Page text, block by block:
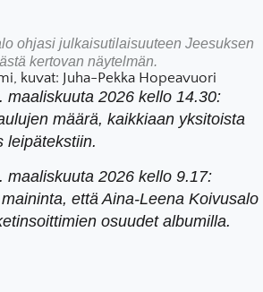
ohjasi julkaisutilaisuuteen Jeesuksen
kertovan näytelmän.
kuvat: Juha-Pekka Hopeavuori
maaliskuuta 2026 kello 14.30:
määrä, kaikkiaan yksitoista
leipätekstiin.
maaliskuuta 2026 kello 9.17:
että Aina-Leena Koivusalo
osuudet albumilla.